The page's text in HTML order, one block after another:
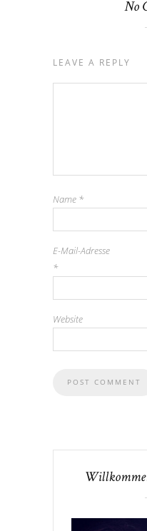
No
LEAVE A REPLY
Name *
E-Mail-Adresse
*
Website